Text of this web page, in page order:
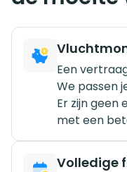
Een
We passen
Er zijn
met een
Volledige